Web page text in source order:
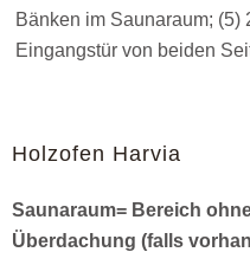
Bänken im Saunaraum;
Eingangstür von beiden
Holzofen Harvia
Saunaraum= Bereich
Überdachung (falls